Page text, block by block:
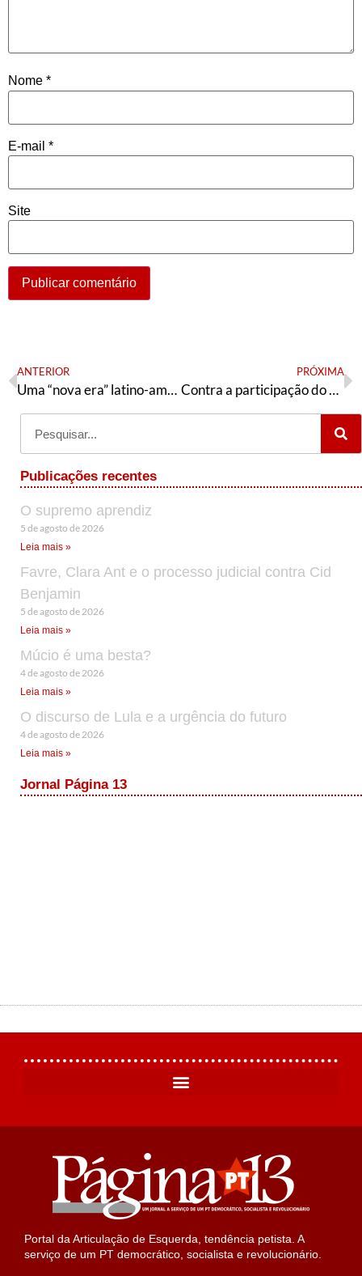
Nome *
E-mail *
Site
ANTERIOR
Uma “nova era” latino-americana? A América Latina e a guerra na Ucrânia
PRÓXIMA
Contra a participação do PT no governo Paes
Publicações recentes
O supremo aprendiz
5 de agosto de 2026
Leia mais »
Favre, Clara Ant e o processo judicial contra Cid
Benjamin
5 de agosto de 2026
Leia mais »
Múcio é uma besta?
4 de agosto de 2026
Leia mais »
O discurso de Lula e a urgência do futuro
4 de agosto de 2026
Leia mais »
Jornal Página 13
Portal da Articulação de Esquerda, tendência petista. A
serviço de um PT democrático, socialista e revolucionário.